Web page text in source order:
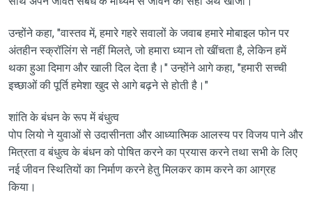
उन्होंने कहा, "वास्तव में, हमारे गहरे सवालों के जवाब हमारे मोबाइल फोन पर
अंतहीन स्क्रॉलिंग से नहीं मिलते, जो हमारा ध्यान तो खींचता है, लेकिन हमें
थका हुआ दिमाग और खाली दिल देता है।" उन्होंने आगे कहा, "हमारी सच्ची
इच्छाओं की पूर्ति हमेशा खुद से आगे बढ़ने से होती है।"
शांति के बंधन के रूप में बंधुत्व
पोप लियो ने युवाओं से उदासीनता और आध्यात्मिक आलस्य पर विजय पाने और
मित्रता व बंधुत्व के बंधन को पोषित करने का प्रयास करने तथा सभी के लिए
नई जीवन स्थितियों का निर्माण करने हेतु मिलकर काम करने का आग्रह
किया।